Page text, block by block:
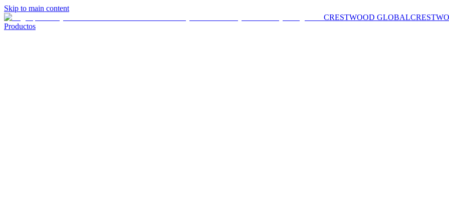
Skip to main content
CRESTWOOD GLOBAL
Productos